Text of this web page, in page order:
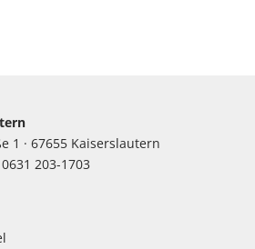
1 · 67655 Kaiserslautern
0631 203-1703